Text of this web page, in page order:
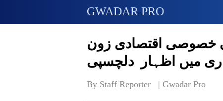
GWADAR PRO
خصوصی اقتصادی زون
میں اظہار دلچسپی
By Staff Reporter   | Gwadar Pro